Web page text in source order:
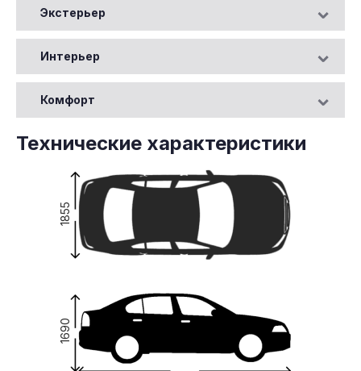
Экстерьер
Интерьер
Комфорт
Технические характеристики
1690
1855